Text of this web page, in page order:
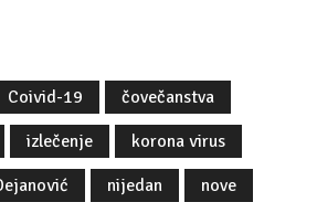
Coivid-19
čovečanstva
izlečenje
korona virus
nijedan
nove